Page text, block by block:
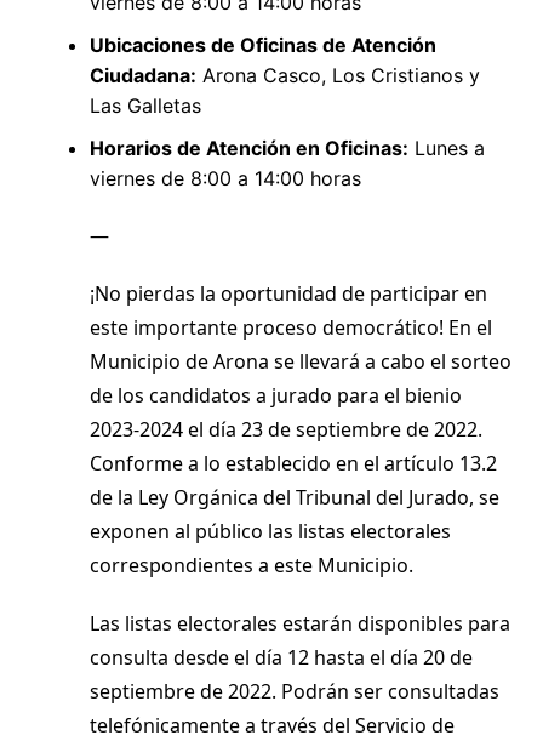
Ubicaciones de Oficinas de Atención
Ciudadana: Arona Casco, Los Cristianos y
Las Galletas
Horarios de Atención en Oficinas: Lunes a
viernes de 8:00 a 14:00 horas
—
¡No pierdas la oportunidad de participar en
este importante proceso democrático! En el
Municipio de Arona se llevará a cabo el sorteo
de los candidatos a jurado para el bienio
2023-2024 el día 23 de septiembre de 2022.
Conforme a lo establecido en el artículo 13.2
de la Ley Orgánica del Tribunal del Jurado, se
exponen al público las listas electorales
correspondientes a este Municipio.
Las listas electorales estarán disponibles para
consulta desde el día 12 hasta el día 20 de
septiembre de 2022. Podrán ser consultadas
telefónicamente a través del Servicio de